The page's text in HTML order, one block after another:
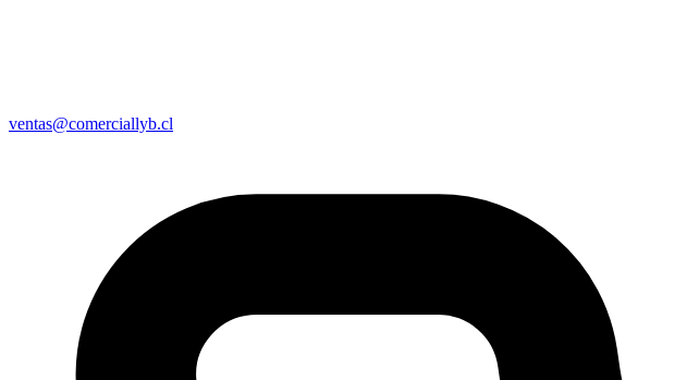
ventas@comerciallyb.cl